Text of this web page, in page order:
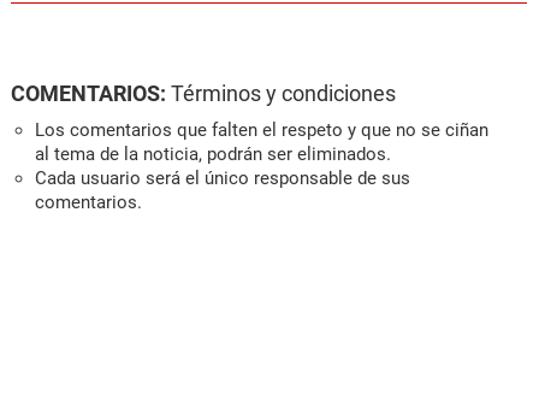
COMENTARIOS: Términos y condiciones
Los comentarios que falten el respeto y que no se ciñan
al tema de la noticia, podrán ser eliminados.
Cada usuario será el único responsable de sus
comentarios.